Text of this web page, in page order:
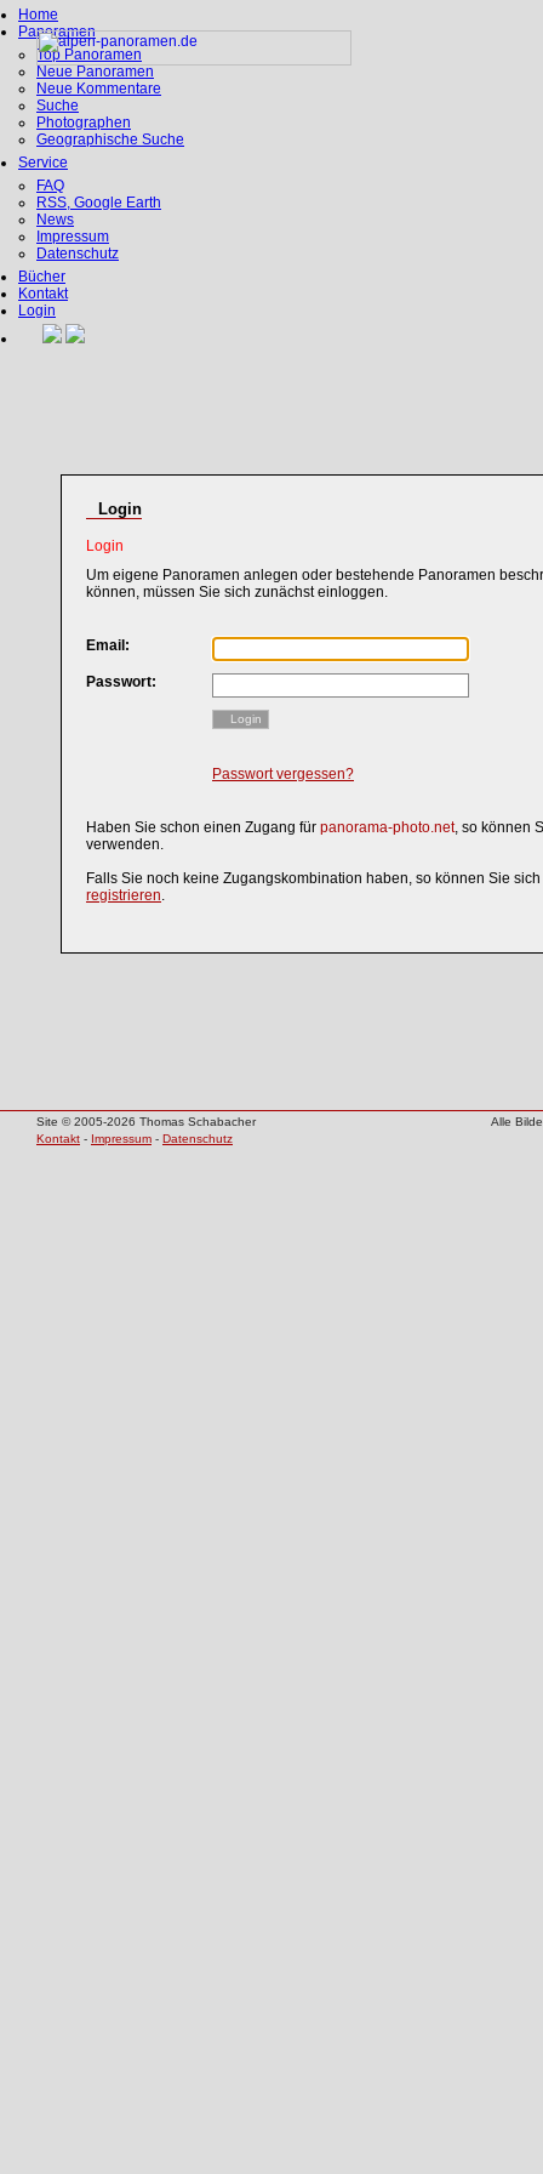
Home
Panoramen
Top Panoramen
Neue Panoramen
Neue Kommentare
Suche
Photographen
Geographische Suche
Service
FAQ
RSS, Google Earth
News
Impressum
Datenschutz
Bücher
Kontakt
Login
Login
Login
Um eigene Panoramen anlegen oder bestehende Panoramen
können, müssen Sie sich zunächst einloggen.
Email:
Passwort:
Login
Passwort vergessen?
Haben Sie schon einen Zugang für panorama-photo.net, so können
verwenden.
Falls Sie noch keine Zugangskombination haben, so können Sie sich
registrieren.
Site © 2005-2026 Thomas Schabacher
Alle
Kontakt - Impressum - Datenschutz